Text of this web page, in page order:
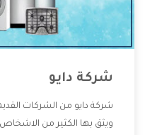
شركة دايو
شركة دايو من الشركات
ويثق بها الكثير من